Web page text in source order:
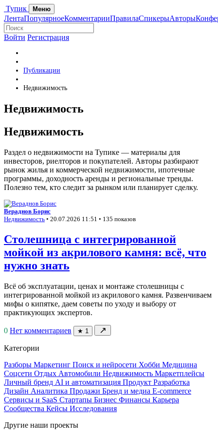
Тупик Меню
ЛентаПопулярноеКомментарииПравилаСпикерыАвторы
Войти Регистрация
Публикации
Недвижимость
Недвижимость
Недвижимость
Раздел о недвижимости на Тупике — материалы для
инвесторов, риелторов и покупателей. Авторы разбирают
рынок жилья и коммерческой недвижимости, ипотечные
программы, доходность аренды и региональные тренды.
Полезно тем, кто следит за рынком или планирует сделку.
Вераднов Борис
Недвижимость • 20.07.2026 11:51 • 135 показов
Столешница с интегрированной
мойкой из акрилового камня: всё, что
нужно знать
Всё об эксплуатации, ценах и монтаже столешницы с
интегрированной мойкой из акрилового камня. Развенчиваем
мифы о кипятке, даем советы по уходу и выбору от
практикующих экспертов.
0 Нет комментариев ★ 1 ↗
Категории
Разборы Маркетинг Поиск и нейросети Хобби Медицина
Соцсети Отдых Автомобили Недвижимость Маркетплейсы
Личный бренд AI и автоматизация Продукт Разработка
Дизайн Аналитика Продажи Бренд и медиа E-commerce
Сервисы и SaaS Стартапы Бизнес Финансы Карьера
Сообщества Кейсы Исследования
Другие наши проекты